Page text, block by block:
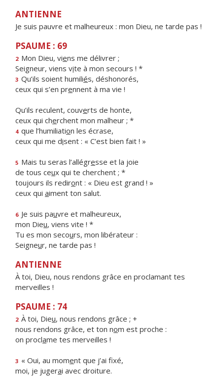
ANTIENNE
Je suis pauvre et malheureux : mon Dieu, ne tarde pas !
PSAUME : 69
2 Mon Dieu, viens me délivrer ;
Seigneur, viens vite à mon secours ! *
3 Qu’ils soient humiliés, déshonorés,
ceux qui s’en prennent à ma vie !
Qu’ils reculent, couverts de honte,
ceux qui cherchent mon malheur ; *
4 que l’humiliation les écrase,
ceux qui me disent : « C’est bien fait ! »
5 Mais tu seras l’allégresse et la joie
de tous ceux qui te cherchent ; *
toujours ils rediront : « Dieu est grand ! »
ceux qui aiment ton salut.
6 Je suis pauvre et malheureux,
mon Dieu, viens vite ! *
Tu es mon secours, mon libérateur :
Seigneur, ne tarde pas !
ANTIENNE
À toi, Dieu, nous rendons grâce en proclamant tes
merveilles !
PSAUME : 74
2 À toi, Dieu, nous rendons grâce ; +
nous rendons grâce, et ton nom est proche :
on proclame tes merveilles !
3 « Oui, au moment que j’ai fixé,
moi, je jugerai avec droiture.